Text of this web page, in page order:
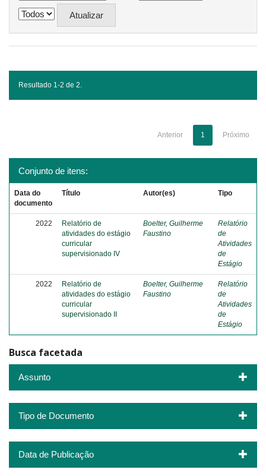
Resultado 1-2 de 2.
Anterior 1 Próximo
Conjunto de itens:
Data do
documento
Título Autor(es) Tipo
2022
Relatório de
atividades do estágio
curricular
supervisionado IV
Boelter, Guilherme
Faustino
Relatório
de
Atividades
de
Estágio
2022
Relatório de
atividades do estágio
curricular
supervisionado II
Boelter, Guilherme
Faustino
Relatório
de
Atividades
de
Estágio
Busca facetada
Assunto
Tipo de Documento
Data de Publicação